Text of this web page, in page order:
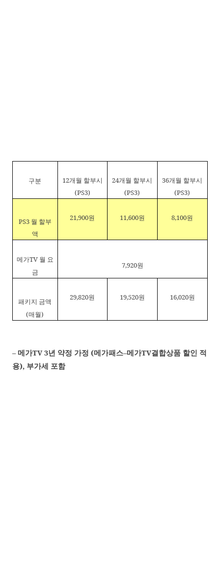
구분 12개월 할부시
(PS3)
24개월 할부시
(PS3)
36개월 할부시
(PS3)
PS3 월 할부
액
21,900원 11,600원 8,100원
메가TV 월 요
금
7,920원
패키지 금액
(매월)
29,820원 19,520원 16,020원
– 메가TV 3년 약정 가정 (메가패스–메가TV결합상품 할인 적
용), 부가세 포함